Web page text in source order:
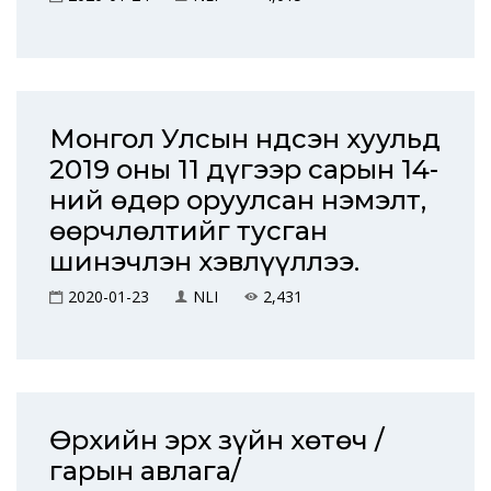
Монгол Улсын Үндсэн хуульд
2019 оны 11 дүгээр сарын 14-
ний өдөр оруулсан нэмэлт,
өөрчлөлтийг тусган
шинэчлэн хэвлүүллээ.
2020-01-23 NLI 2,431
Өрхийн эрх зүйн хөтөч /
гарын авлага/